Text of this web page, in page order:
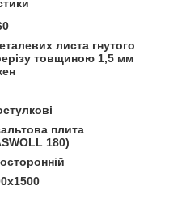
листа гнутого
товщиною 1,5 мм
плита
180)